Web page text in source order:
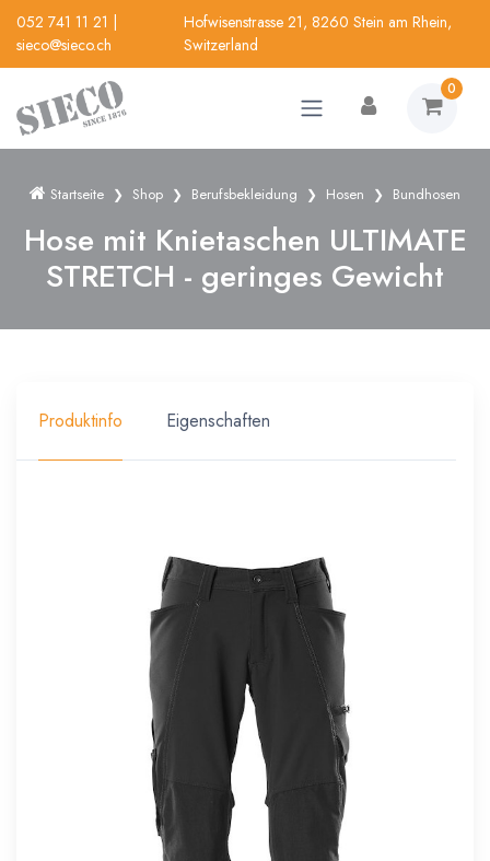
052 741 11 21
sieco@sieco.ch
Hofwisenstrasse 21, 8260 Stein am Rhein,
Switzerland
0
Startseite Shop Berufsbekleidung Hosen Bundhosen
Hose mit Knietaschen ULTIMATE
STRETCH - geringes Gewicht
Produktinfo Eigenschaften